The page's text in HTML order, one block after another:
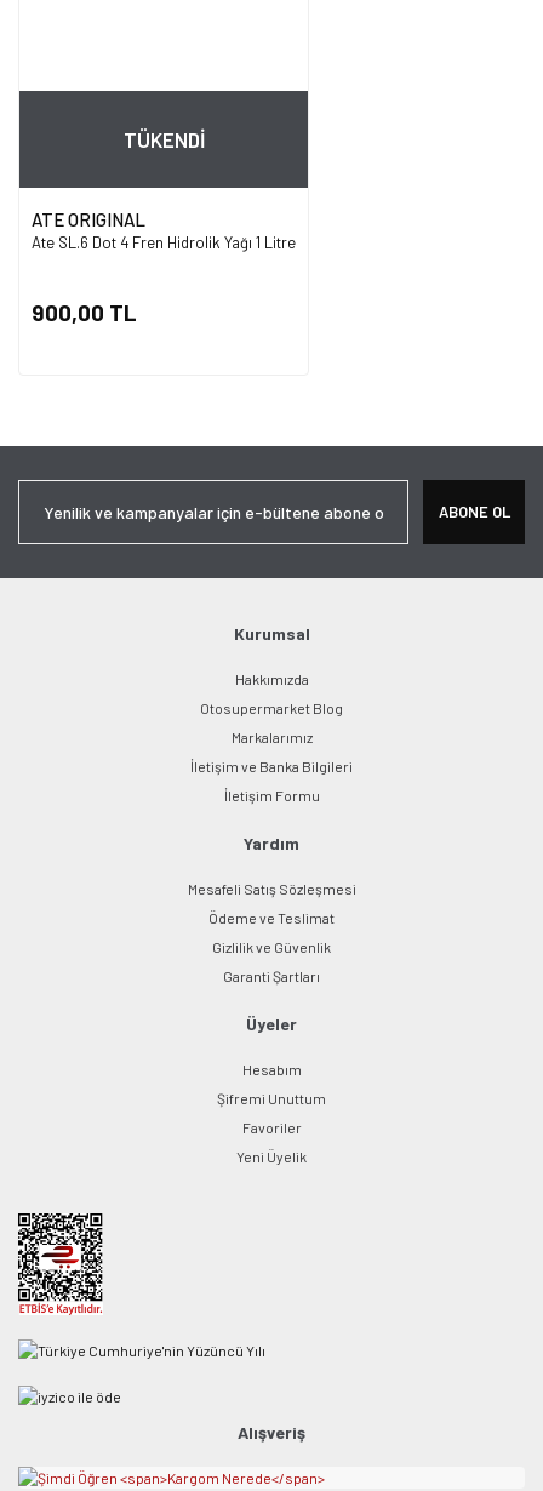
TÜKENDİ
ATE ORIGINAL
Ate SL.6 Dot 4 Fren Hidrolik Yağı 1 Litre
900,00 TL
ABONE OL
Kurumsal
Hakkımızda
Otosupermarket Blog
Markalarımız
İletişim ve Banka Bilgileri
İletişim Formu
Yardım
Mesafeli Satış Sözleşmesi
Ödeme ve Teslimat
Gizlilik ve Güvenlik
Garanti Şartları
Üyeler
Hesabım
Şifremi Unuttum
Favoriler
Yeni Üyelik
Alışveriş